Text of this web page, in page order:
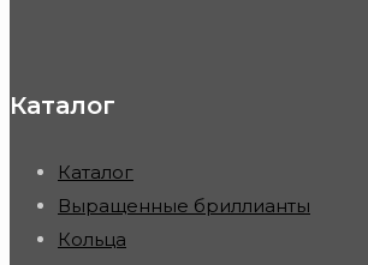
Каталог
Каталог
Выращенные бриллианты
Кольца